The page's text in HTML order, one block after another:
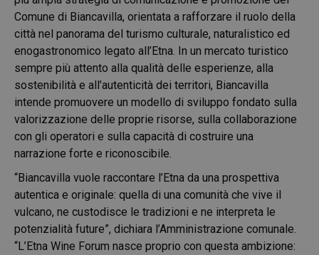
Comune di Biancavilla, orientata a rafforzare il ruolo della
città nel panorama del turismo culturale, naturalistico ed
enogastronomico legato all’Etna. In un mercato turistico
sempre più attento alla qualità delle esperienze, alla
sostenibilità e all’autenticità dei territori, Biancavilla
intende promuovere un modello di sviluppo fondato sulla
valorizzazione delle proprie risorse, sulla collaborazione
con gli operatori e sulla capacità di costruire una
narrazione forte e riconoscibile.
“Biancavilla vuole raccontare l’Etna da una prospettiva
autentica e originale: quella di una comunità che vive il
vulcano, ne custodisce le tradizioni e ne interpreta le
potenzialità future”, dichiara l’Amministrazione comunale.
“L’Etna Wine Forum nasce proprio con questa ambizione: